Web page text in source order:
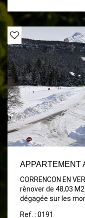
CORRENCON EN
rènover de 48,03
dégagée sur les
Ref. : 0191